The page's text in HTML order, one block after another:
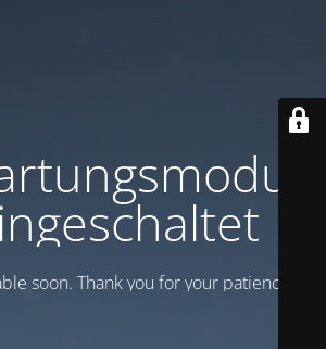
soon. Thank you for your patience!